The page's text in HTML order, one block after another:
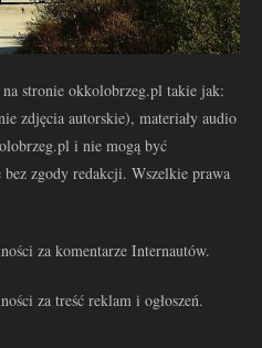
stronie okkolobrzeg.pl takie jak:
zdjęcia autorskie), materiały audio
i nie mogą być
zgody redakcji. Wszelkie prawa
za komentarze Internautów.
za treść reklam i ogłoszeń.